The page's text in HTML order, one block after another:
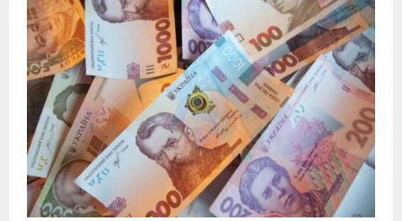
a
y
u
e